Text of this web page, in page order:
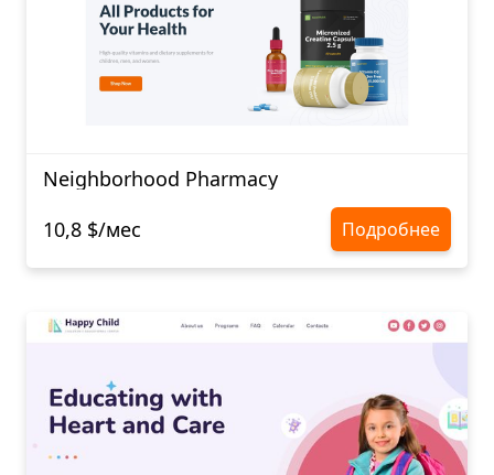
Neighborhood Pharmacy
10,8 $/мес
Подробнее